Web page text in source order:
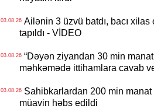
03.08.26Ailənin 3 üzvü batdı, bacı xilas
tapıldı - VİDEO
03.08.26“Dəyən ziyandan 30 min
məhkəmədə ittihamlara cavab
03.08.26Sahibkarlardan 200 min manat
müavin həbs edildi